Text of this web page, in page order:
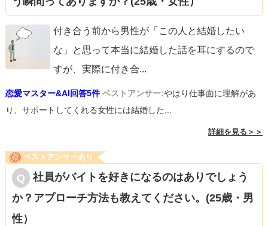
付き合う前から男性が「この人と結婚したい
な」と思って本当に結婚した話を耳にするので
すが、実際に付き合...
恋愛マスター&AI回答5件 ベストアンサー:やはり仕事面に理解があ
り、サポートしてくれる女性には結婚した...
詳細を見る＞＞
ベストアンサーあり
社員がバイトを好きになるのはありでしょう
か？アプローチ方法も教えてください。(25歳・男
性）